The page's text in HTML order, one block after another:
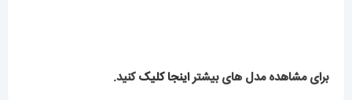
برای مشاهده مدل های بیشتراینجا کلیککنید.